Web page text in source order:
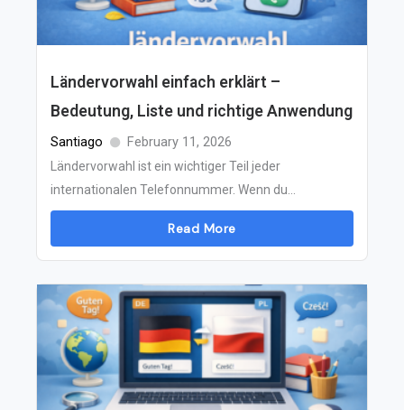
Ländervorwahl einfach erklärt –
Bedeutung, Liste und richtige Anwendung
Santiago February 11, 2026
Ländervorwahl ist ein wichtiger Teil jeder
internationalen Telefonnummer. Wenn du...
Read More